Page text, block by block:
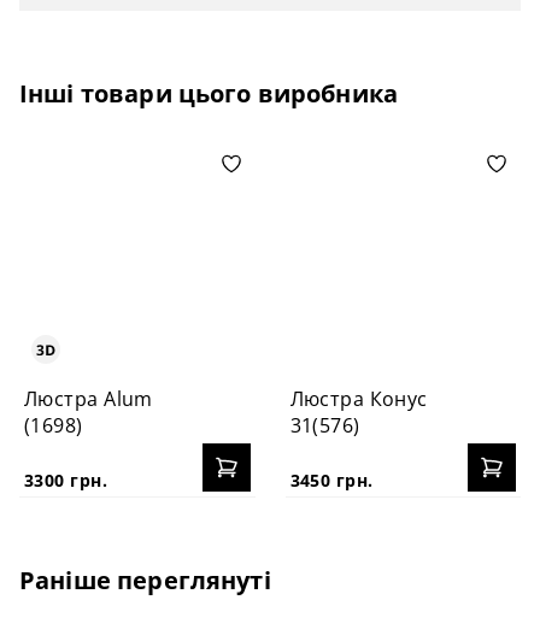
Інші товари цього виробника
Люстра Alum
(1698)
3300 грн.
Люстра Конус
31(576)
3450 грн.
Раніше переглянуті